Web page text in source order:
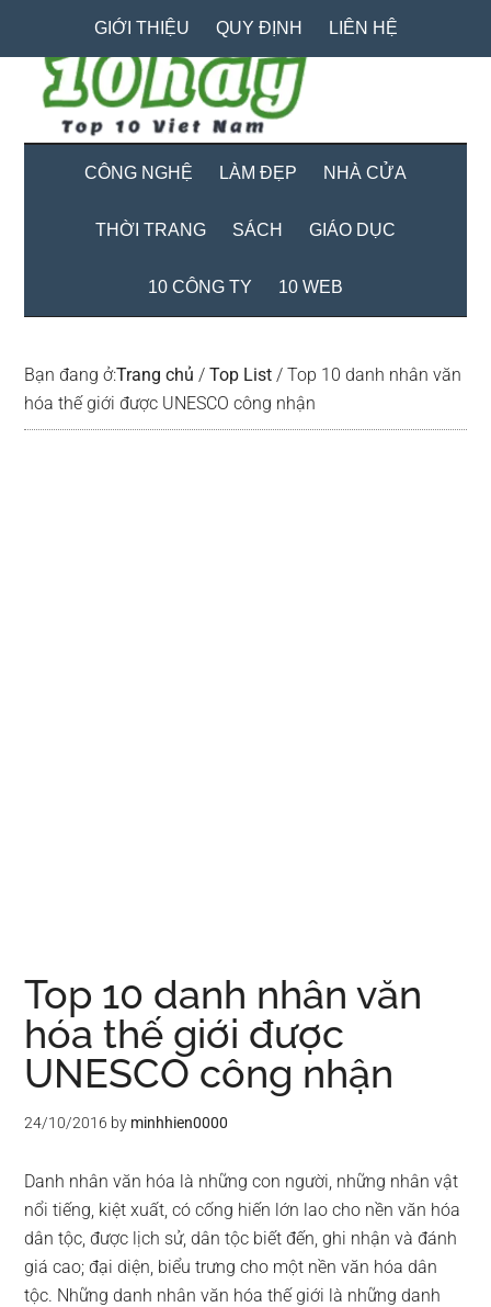
content
secondary
menu
primary
sidebar
GIỚI THIỆU QUY ĐỊNH LIÊN HỆ
CÔNG NGHỆ LÀM ĐẸP NHÀ CỬA
THỜI TRANG SÁCH GIÁO DỤC
10 CÔNG TY 10 WEB
Bạn đang ở:Trang chủ / Top List / Top 10 danh nhân văn
hóa thế giới được UNESCO công nhận
Top 10 danh nhân văn
hóa thế giới được
UNESCO công nhận
24/10/2016 by minhhien0000
Danh nhân văn hóa là những con người, những nhân vật
nổi tiếng, kiệt xuất, có cống hiến lớn lao cho nền văn hóa
dân tộc, được lịch sử, dân tộc biết đến, ghi nhận và đánh
giá cao; đại diện, biểu trưng cho một nền văn hóa dân
tộc. Những danh nhân văn hóa thế giới là những danh